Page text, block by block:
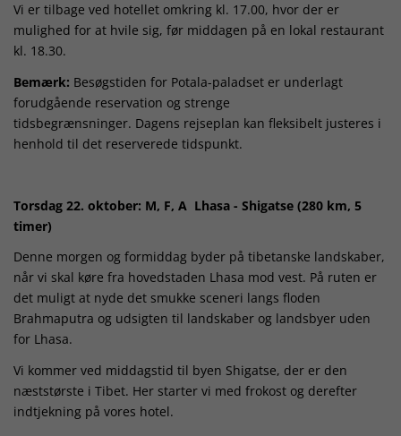
Vi er tilbage ved hotellet omkring kl. 17.00, hvor der er
mulighed for at hvile sig, før middagen på en lokal restaurant
kl. 18.30.
Bemærk: Besøgstiden for Potala-paladset er underlagt
forudgående reservation og strenge
tidsbegrænsninger. Dagens rejseplan kan fleksibelt justeres i
henhold til det reserverede tidspunkt.
Torsdag 22. oktober: M, F, A Lhasa - Shigatse (280 km, 5
timer)
Denne morgen og formiddag byder på tibetanske landskaber,
når vi skal køre fra hovedstaden Lhasa mod vest. På ruten er
det muligt at nyde det smukke sceneri langs floden
Brahmaputra og udsigten til landskaber og landsbyer uden
for Lhasa.
Vi kommer ved middagstid til byen Shigatse, der er den
næststørste i Tibet. Her starter vi med frokost og derefter
indtjekning på vores hotel.